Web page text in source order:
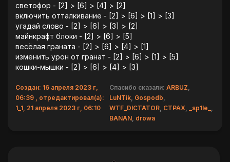
светофор - [2] > [6] > [4] > [2]
включить отталкивание - [2] > [6] > [1] > [3]
угадай слово - [2] > [6] > [3] > [2]
майнкрафт блоки - [2] > [6] > [5]
весёлая граната - [2] > [6] > [4] > [1]
изменить урон от гранат - [2] > [6] > [1] > [5]
кошки-мышки - [2] > [6] > [4] > [3]
Создан: 16 апреля 2023 г,
06:39 , отредактировал(а):
1_1, 21 апреля 2023 г, 06:10
Спасибо сказали:ARBUZ
LuNTik Gospodb
WTF_DICTATOR CTPAX _sp1le_
BANAN drowa